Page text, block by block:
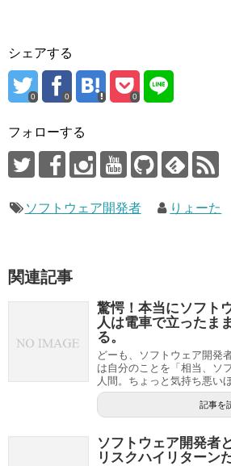
シェアする
0 0 0
フォローする
ソフトウェア開発者 りょーた
関連記事
驚愕！本当にソフト
人は電車で立ったま
る。
どーも、ソフトウェア開発
は自分のことを「相当、ソ
人間。ちょっと気持ち悪い
記事を
ソフトウェア開発者
リスクハイリターンだ